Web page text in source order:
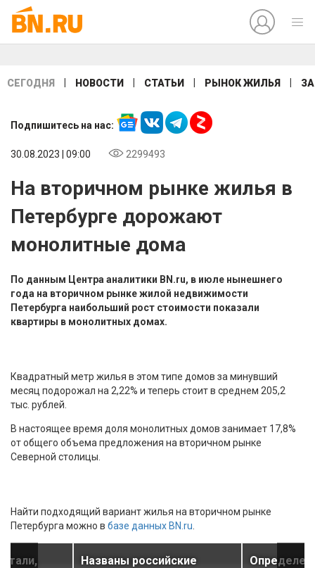
СЕГОДНЯ НОВОСТИ СТАТЬИ РЫНОК ЖИЛЬЯ
Подпишитесь на нас:
30.08.2023 | 09:00 2299493
На вторичном рынке жилья в
Петербурге дорожают
монолитные дома
По данным Центра аналитики BN.ru, в июле нынешнего
года на вторичном рынке жилой недвижимости
Петербурга наибольший рост стоимости показали
квартиры в монолитных домах.
Квадратный метр жилья в этом типе домов за минувший
месяц подорожал на 2,22% и теперь стоит в среднем 205,2
тыс. рублей.
В настоящее время доля монолитных домов занимает 17,8%
от общего объема предложения на вторичном рынке
Северной столицы.
Найти подходящий вариант жилья на вторичном рынке
Петербурга можно в базе данных BN.ru
Названы российские